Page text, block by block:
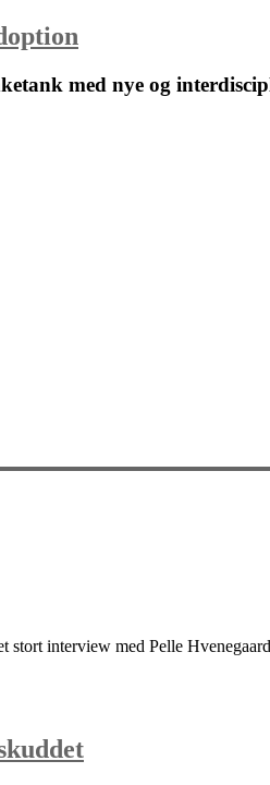
med nye og
interview med Pelle